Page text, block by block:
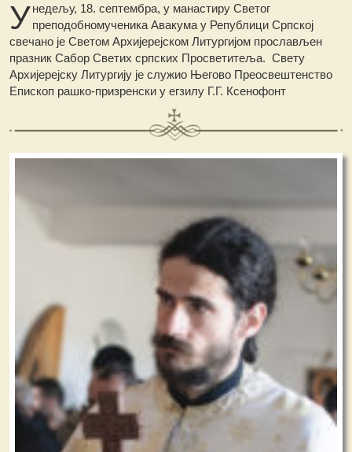
Унедељу, 18. септембра, у манастиру Светог
преподобномученика Авакума у Републици Српској
свечано је Светом Архијерејском Литургијом прослављен
празник Сабор Светих српских Просветитеља. Свету
Архијерејску Литургију је служио Његово Преосвештенство
Епископ рашко-призренски у егзилу Г.Г. Ксенофонт